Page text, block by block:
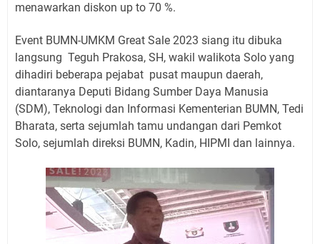
menawarkan diskon up to 70 %.
Event BUMN-UMKM Great Sale 2023 siang itu dibuka
langsung Teguh Prakosa, SH, wakil walikota Solo yang
dihadiri beberapa pejabat pusat maupun daerah,
diantaranya Deputi Bidang Sumber Daya Manusia
(SDM), Teknologi dan Informasi Kementerian BUMN, Tedi
Bharata, serta sejumlah tamu undangan dari Pemkot
Solo, sejumlah direksi BUMN, Kadin, HIPMI dan lainnya.